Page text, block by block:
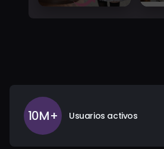
10M+ Usuarios activos